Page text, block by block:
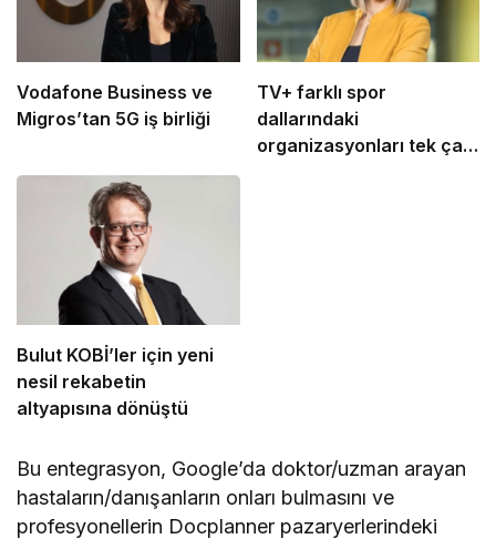
Vodafone Business ve
Migros’tan 5G iş birliği
TV+ farklı spor
dallarındaki
organizasyonları tek çatı
Bulut KOBİ’ler için yeni
nesil rekabetin
altyapısına dönüştü
Bu entegrasyon, Google’da doktor/uzman arayan
hastaların/danışanların onları bulmasını ve
profesyonellerin Docplanner pazaryerlerindeki